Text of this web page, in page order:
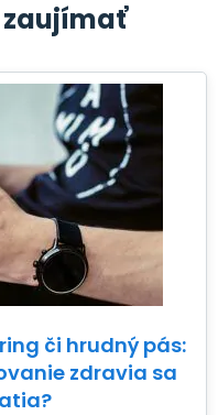
zaujímať
či hrudný pás:
zdravia sa